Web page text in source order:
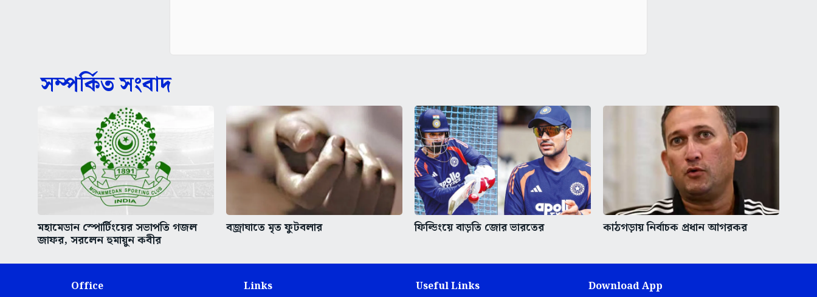
সম্পর্কিত সংবাদ
মহামেডান স্পোর্টিংয়ের সভাপতি গজল
জাফর, সরলেন হুমায়ুন কবীর
বজ্রাঘাতে মৃত ফুটবলার ফিল্ডিংয়ে বাড়তি জোর ভারতের কাঠগড়ায় নির্বাচক প্রধান আগরকর
Office Links Useful Links Download App